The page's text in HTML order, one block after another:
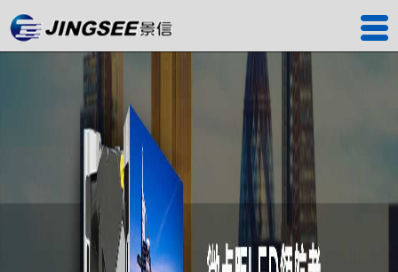
产品中心
工程案例
解决方案
服务中心
关于我们